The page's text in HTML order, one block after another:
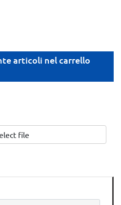
articoli nel carrello
file